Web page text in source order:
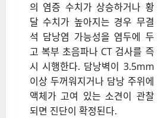
의 염증 수치가 상승하거나 황
달 수치가 높아지는 경우 무결
석 담낭염 가능성을 염두에 두
고 복부 초음파나 CT 검사를 즉
시 시행한다. 담낭벽이 3.5mm
이상 두꺼워지거나 담낭 주위에
액체가 고여 있는 소견이 관찰
되면 진단이 확정된다.